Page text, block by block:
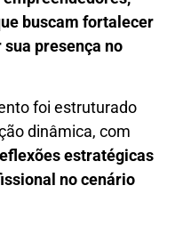
buscam fortalecer
presença no
foi estruturado
dinâmica, com
estratégicas
no cenário